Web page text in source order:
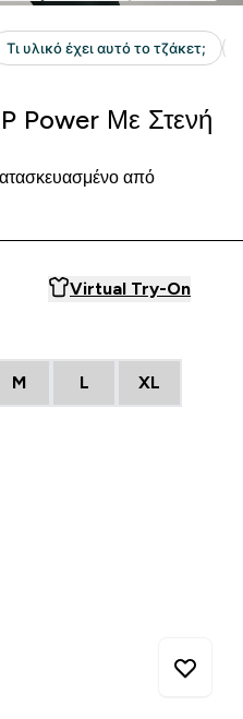
Power Με Στενή
από
Virtual Try-On
M L XL